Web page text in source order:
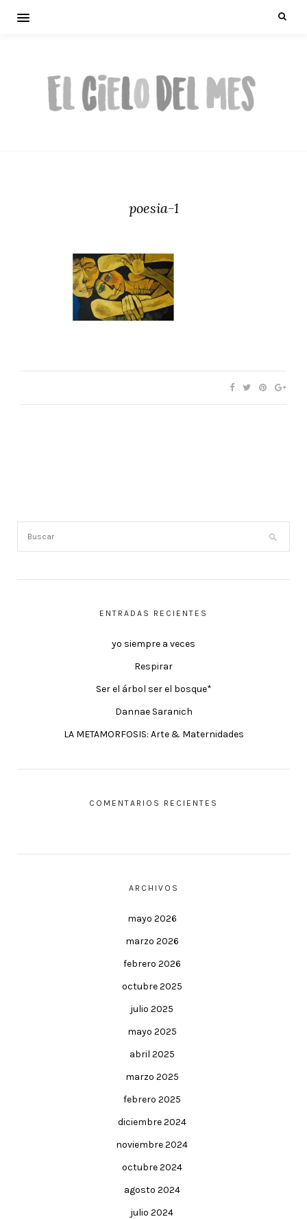
poesia-1
ENTRADAS RECIENTES
yo siempre a veces
Respirar
Ser el árbol ser el bosque*
Dannae Saranich
LA METAMORFOSIS: Arte & Maternidades
COMENTARIOS RECIENTES
ARCHIVOS
mayo 2026
marzo 2026
febrero 2026
octubre 2025
julio 2025
mayo 2025
abril 2025
marzo 2025
febrero 2025
diciembre 2024
noviembre 2024
octubre 2024
agosto 2024
julio 2024